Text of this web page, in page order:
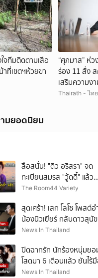
จทีมติดตามเสือ
าที่เขตฯห้วยขา
“ศุภมาส” ห่
ร่อง 11 สั่ง
เสริมความง
Thairath - ไท
มยอดนิยม
ลือสนั่น! "ดิว อริสรา" จด
ทะเบียนสมรส "วู้ดดี้" แล้ว
แฟนๆ จับตาข่าวดีอีกเด้ง
The Room44 Variety
สุดเศร้า! เสก โลโซ โพสต์อ
น้องนิวเยียร์ กลับดาวสุนัข
News In Thailand
ปิดฉากรัก นักร้องหนุ่มยอ
โสดมา 6 เดือนเเล้ว ยันไร้
สาม
News In Thailand